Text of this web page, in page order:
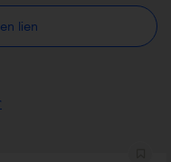
lien